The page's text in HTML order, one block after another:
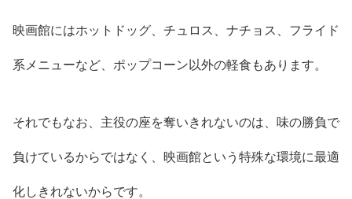
映画館にはホットドッグ、チュロス、ナチョス、フライド
系メニューなど、ポップコーン以外の軽食もあります。
それでもなお、主役の座を奪いきれないのは、味の勝負で
負けているからではなく、映画館という特殊な環境に最適
化しきれないからです。